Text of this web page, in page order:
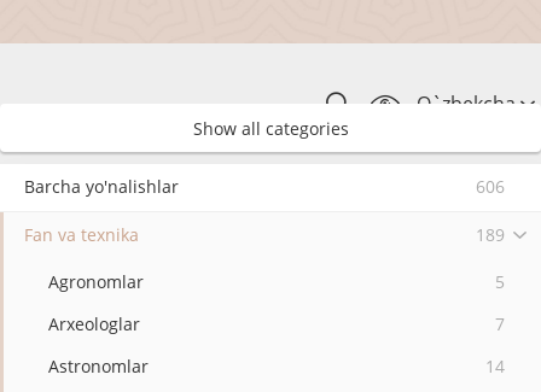
O`zbekcha
Show all categories
Barcha yo'nalishlar 606
Fan va texnika 189
Agronomlar
5
Arxeologlar
7
Astronomlar
14